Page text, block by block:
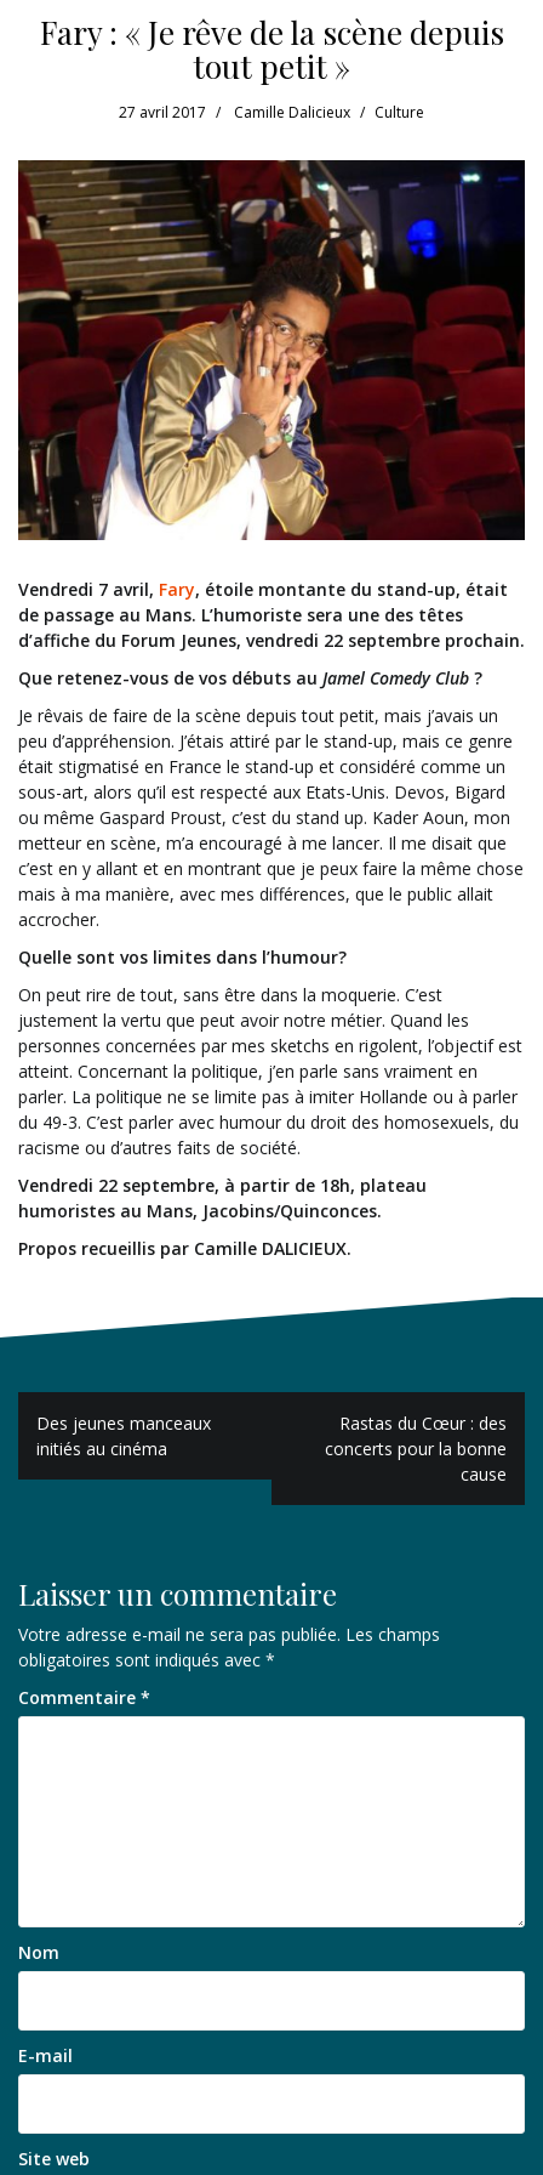
Fary : « Je rêve de la scène depuis
tout petit »
27 avril 2017 Camille Dalicieux Culture
Vendredi 7 avril, Fary, étoile montante du stand-up, était
de passage au Mans. L’humoriste sera une des têtes
d’affiche du Forum Jeunes, vendredi 22 septembre prochain.
Que retenez-vous de vos débuts au Jamel Comedy Club ?
Je rêvais de faire de la scène depuis tout petit, mais j’avais un
peu d’appréhension. J’étais attiré par le stand-up, mais ce genre
était stigmatisé en France le stand-up et considéré comme un
sous-art, alors qu’il est respecté aux Etats-Unis. Devos, Bigard
ou même Gaspard Proust, c’est du stand up. Kader Aoun, mon
metteur en scène, m’a encouragé à me lancer. Il me disait que
c’est en y allant et en montrant que je peux faire la même chose
mais à ma manière, avec mes différences, que le public allait
accrocher.
Quelle sont vos limites dans l’humour?
On peut rire de tout, sans être dans la moquerie. C’est
justement la vertu que peut avoir notre métier. Quand les
personnes concernées par mes sketchs en rigolent, l’objectif est
atteint. Concernant la politique, j’en parle sans vraiment en
parler. La politique ne se limite pas à imiter Hollande ou à parler
du 49-3. C’est parler avec humour du droit des homosexuels, du
racisme ou d’autres faits de société.
Vendredi 22 septembre, à partir de 18h, plateau
humoristes au Mans, Jacobins/Quinconces.
Propos recueillis par Camille DALICIEUX.
Navigation
de
l’article
Des jeunes manceaux
initiés au cinéma
Rastas du Cœur : des
concerts pour la bonne
cause
Laisser un commentaire
Votre adresse e-mail ne sera pas publiée. Les champs
obligatoires sont indiqués avec *
Commentaire *
Nom
E-mail
Site web